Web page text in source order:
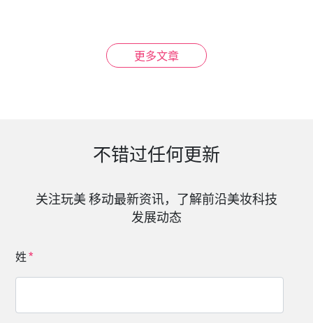
更多文章
不错过任何更新
关注玩美 移动最新资讯，了解前沿美妆科技
发展动态
姓